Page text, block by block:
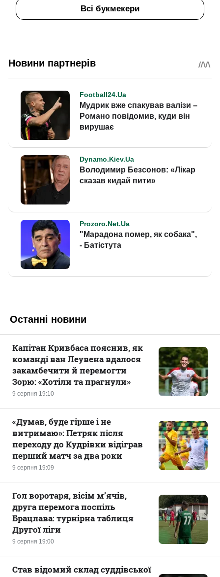
Всі букмекери
Останні новини
9 серпня 19:10
Капітан Кривбаса пояснив, як
команді ван Леувена вдалося
закамбечити й перемогти
Зорю: «Хотіли та прагнули»
9 серпня 19:09
«Думав, буде гірше і не
витримаю»: Петряк після
переходу до Кудрівки відіграв
перший матч за два роки
9 серпня 19:00
Гол воротаря, вісім м’ячів,
друга перемога поспіль
Брацлава: турнірна таблиця
Другої ліги
Став відомий склад суддівської